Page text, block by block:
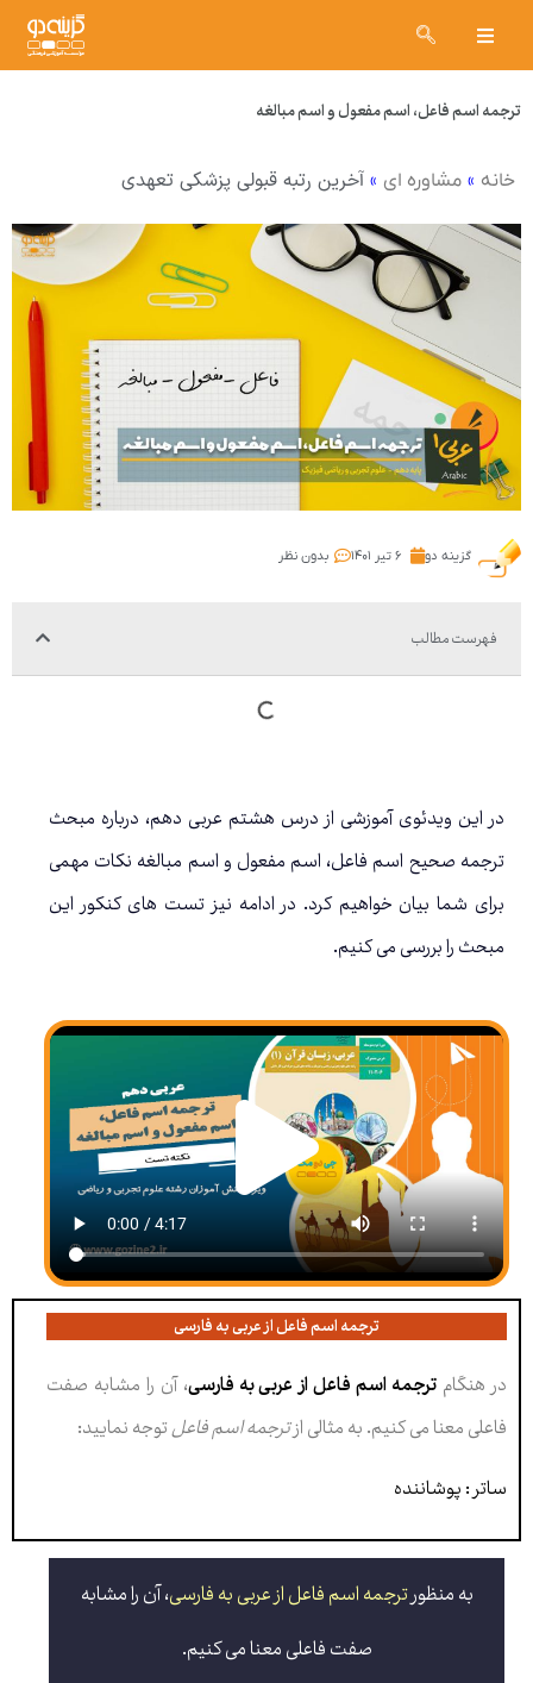
ترجمه اسم فاعل، اسم مفعول و اسم مبالغه
خانه » مشاوره ای » آخرین رتبه قبولی پزشکی تعهدی
گزینه دو ۶ تیر ۱۴۰۱ بدون نظر
فهرست مطالب
در این ویدئوی آموزشی از درس هشتم عربی دهم، درباره مبحث
ترجمه صحیح اسم فاعل، اسم مفعول و اسم مبالغه نکات مهمی
برای شما بیان خواهیم کرد. در ادامه نیز تست های کنکور این
مبحث را بررسی می کنیم.
ترجمه اسم فاعل از عربی به فارسی
در هنگامترجمه اسم فاعل از عربی به فارسی، آن را مشابه صفت
فاعلی معنا می کنیم. به مثالی ازترجمه اسم فاعلتوجه نمایید:
ساتر : پوشاننده
به منظورترجمه اسم فاعل از عربی به فارسی، آن را مشابه
صفت فاعلی معنا می کنیم.